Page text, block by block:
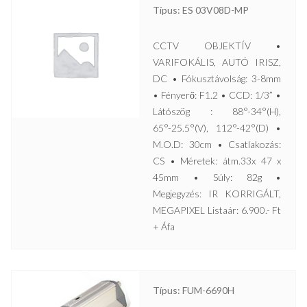
Típus: ES 03V08D-MP
CCTV OBJEKTÍV •
VARIFOKÁLIS, AUTÓ IRISZ,
DC • Fókusztávolság: 3-8mm
• Fényerő: F1.2 • CCD: 1/3” •
Látószög : 88°-34°(H),
65°-25.5°(V), 112°-42°(D) •
M.O.D: 30cm • Csatlakozás:
CS • Méretek: átm.33x 47 x
45mm • Súly: 82g •
Megjegyzés: IR KORRIGÁLT,
MEGAPIXEL Listaár: 6.900.- Ft
+ Áfa
Típus: FUM-6690H